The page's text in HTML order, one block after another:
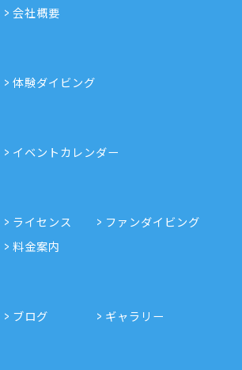
会社概要
体験ダイビング
イベントカレンダー
ライセンス
ファンダイビング
料金案内
ブログ ギャラリー